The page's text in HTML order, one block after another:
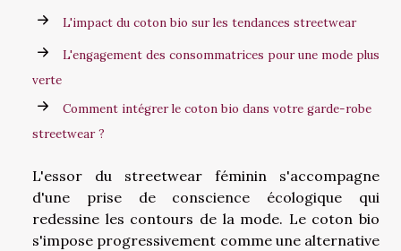
L'impact du coton bio sur les tendances streetwear
L'engagement des consommatrices pour une mode plus
verte
Comment intégrer le coton bio dans votre garde-robe
streetwear ?
L'essor du streetwear féminin s'accompagne
d'une prise de conscience écologique qui
redessine les contours de la mode. Le coton bio
s'impose progressivement comme une alternative